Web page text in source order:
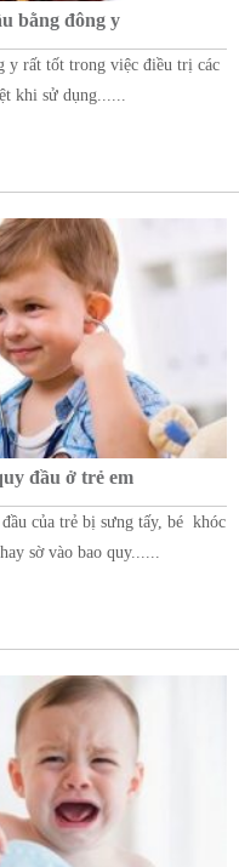
bằng đông y
y rất tốt trong việc điều trị các
khi sử dụng......
đầu ở trẻ em
của trẻ bị sưng tấy, bé khóc
sờ vào bao quy......